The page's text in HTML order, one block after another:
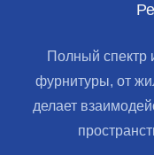
Полный спектр
фурнитуры, от
делает